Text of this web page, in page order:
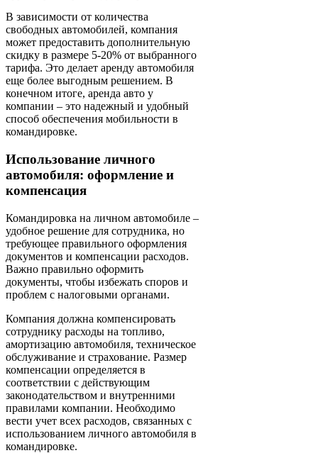
В зависимости от количества
свободных автомобилей, компания
может предоставить дополнительную
скидку в размере 5-20% от выбранного
тарифа. Это делает аренду автомобиля
еще более выгодным решением. В
конечном итоге, аренда авто у
компании – это надежный и удобный
способ обеспечения мобильности в
командировке.
Использование личного
автомобиля: оформление и
компенсация
Командировка на личном автомобиле –
удобное решение для сотрудника, но
требующее правильного оформления
документов и компенсации расходов.
Важно правильно оформить
документы, чтобы избежать споров и
проблем с налоговыми органами.
Компания должна компенсировать
сотруднику расходы на топливо,
амортизацию автомобиля, техническое
обслуживание и страхование. Размер
компенсации определяется в
соответствии с действующим
законодательством и внутренними
правилами компании. Необходимо
вести учет всех расходов, связанных с
использованием личного автомобиля в
командировке.